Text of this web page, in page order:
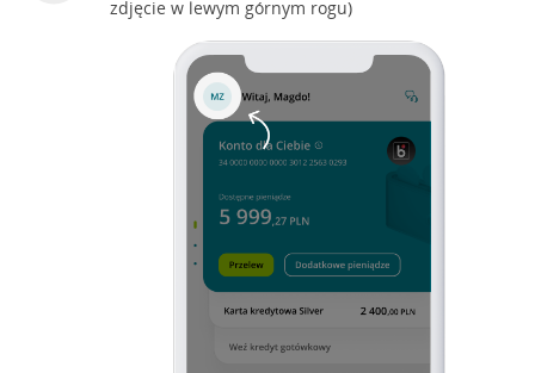
zdjęcie w lewym górnym rogu)